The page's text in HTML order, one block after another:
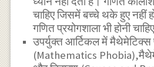
चाहिए जिसमें बच्चे थके हुए नहीं
गणित प्रयोगशाला भी होनी
उपर्युक्त आर्टिकल में मैथेमेटिक्स
(Mathematics